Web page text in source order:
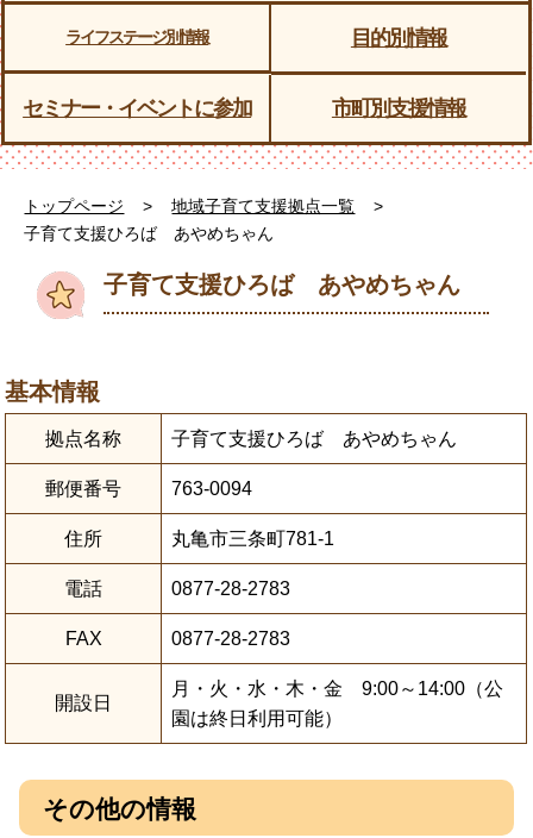
ライフステージ別情報 目的別情報
セミナー・イベントに参加 市町別支援情報
トップページ > 地域子育て支援拠点一覧
>
子育て支援ひろば あやめちゃん
子育て支援ひろば あやめちゃん
基本情報
拠点名称 子育て支援ひろば あやめちゃん
郵便番号 763-0094
住所 丸亀市三条町781-1
電話 0877-28-2783
FAX 0877-28-2783
開設日
月・火・水・木・金 9:00～14:00（公
園は終日利用可能）
その他の情報